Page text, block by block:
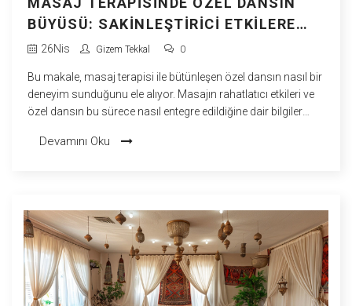
BÜYÜSÜ: SAKINLEŞTIRICI ETKILERE
DAIR DETAYLAR
26Nis Gizem Tekkal 0
Bu makale, masaj terapisi ile bütünleşen özel dansın nasıl bir
deneyim sunduğunu ele alıyor. Masajın rahatlatıcı etkileri ve
özel dansın bu sürece nasıl entegre edildiğine dair bilgiler
hakkında detaylı bilgiler verilmektedir. Uzman görüşlerine de
Devamını Oku